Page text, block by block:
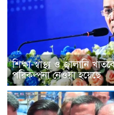
শিক্ষা-স্বাস্থ্য ও জ্বালানি
পরিকল্পনা নেওয়া হয়েছে